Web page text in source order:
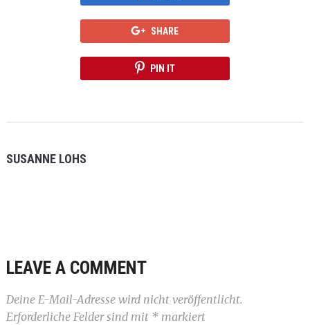
SHARE
PIN IT
SUSANNE LOHS
LEAVE A COMMENT
Deine E-Mail-Adresse wird nicht veröffentlicht.
Erforderliche Felder sind mit *markiert